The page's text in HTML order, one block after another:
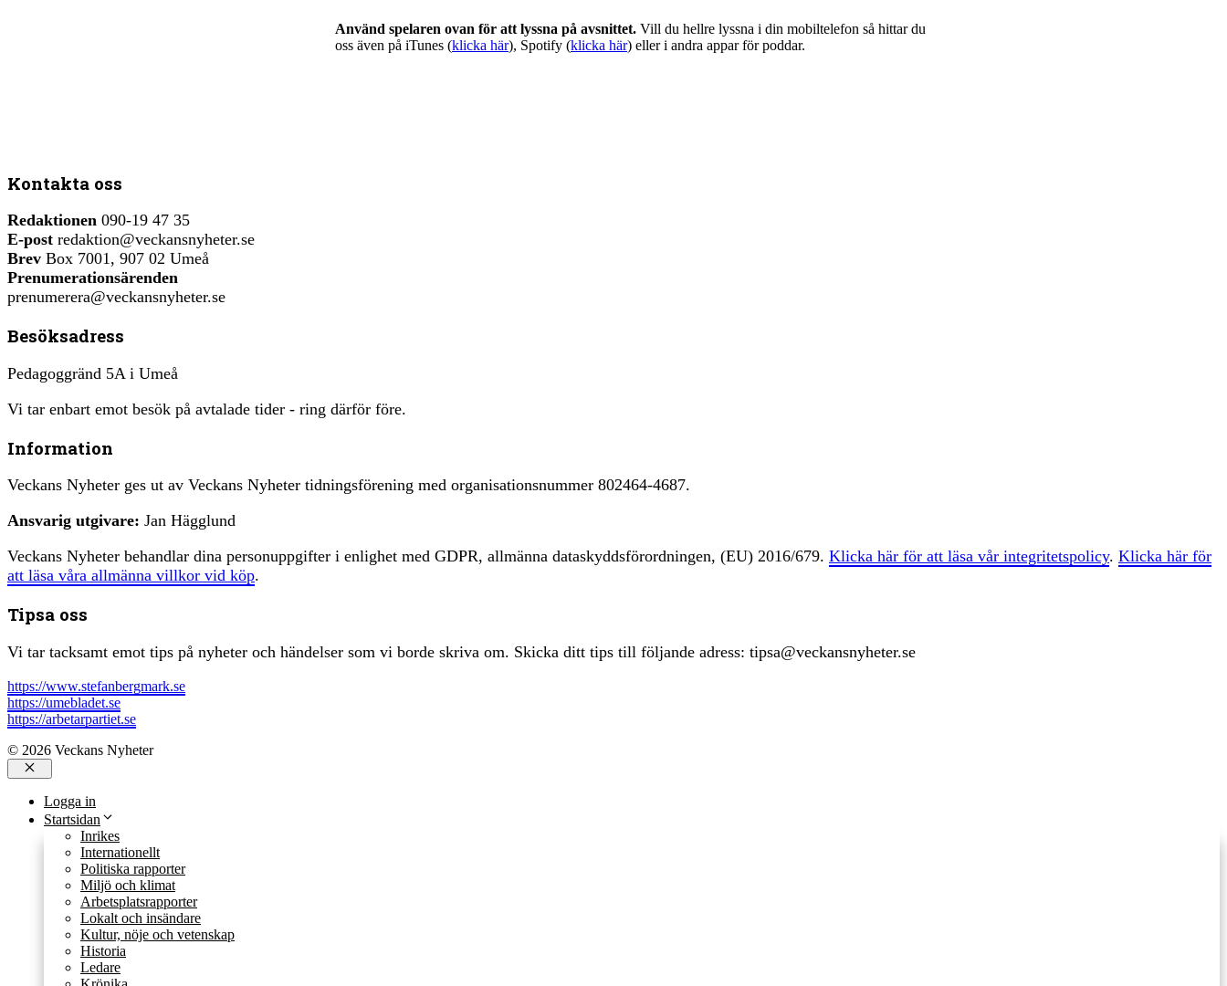
Använd spelaren ovan för att lyssna på avsnittet. Vill du hellre lyssna i din mobiltelefon så hittar du
oss även på iTunes (klicka här), Spotify (klicka här) eller i andra appar för poddar.
Kontakta oss
Redaktionen 090-19 47 35
E-post redaktion@veckansnyheter.se
Brev Box 7001, 907 02 Umeå
Prenumerationsärenden
prenumerera@veckansnyheter.se
Besöksadress
Pedagoggränd 5A i Umeå
Vi tar enbart emot besök på avtalade tider - ring därför före.
Information
Veckans Nyheter ges ut av Veckans Nyheter tidningsförening med organisationsnummer 802464-4687.
Ansvarig utgivare: Jan Hägglund
Veckans Nyheter behandlar dina personuppgifter i enlighet med GDPR, allmänna dataskyddsförordningen, (EU) 2016/679. Klicka här för att läsa vår integritetspolicy. Klicka här för
att läsa våra allmänna villkor vid köp.
Tipsa oss
Vi tar tacksamt emot tips på nyheter och händelser som vi borde skriva om. Skicka ditt tips till följande adress: tipsa@veckansnyheter.se
https://www.stefanbergmark.se
https://umebladet.se
https://arbetarpartiet.se
© 2026 Veckans Nyheter
Stäng
Logga in
Startsidan
Inrikes
Internationellt
Politiska rapporter
Miljö och klimat
Arbetsplatsrapporter
Lokalt och insändare
Kultur, nöje och vetenskap
Historia
Ledare